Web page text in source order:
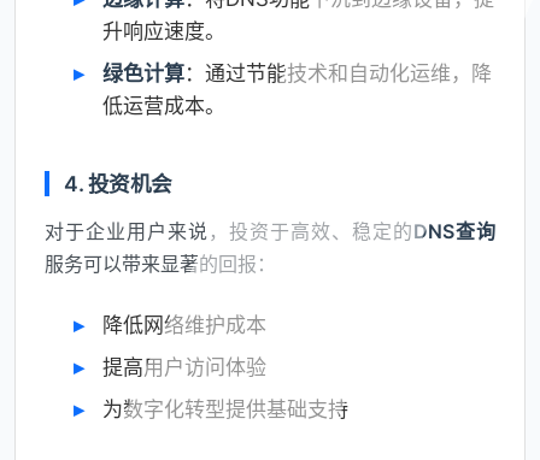
升响应速度。
绿色计算：通过节能技术和自动化运维，降
低运营成本。
4. 投资机会
对于企业用户来说，投资于高效、稳定的DNS查询
服务可以带来显著的回报：
降低网络维护成本
提高用户访问体验
为数字化转型提供基础支持